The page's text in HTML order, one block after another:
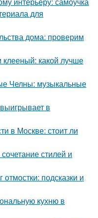
для
дома: проверим
какой лучше
Челны: музыкальные
в
в Москве: стоит ли
стилей и
отмостки: подсказки и
кухню в